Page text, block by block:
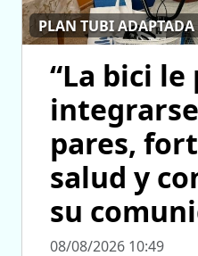
PLAN TUBI ADAPTADA
“La bici
pares,
salud y
su
08/08/2026 10:49